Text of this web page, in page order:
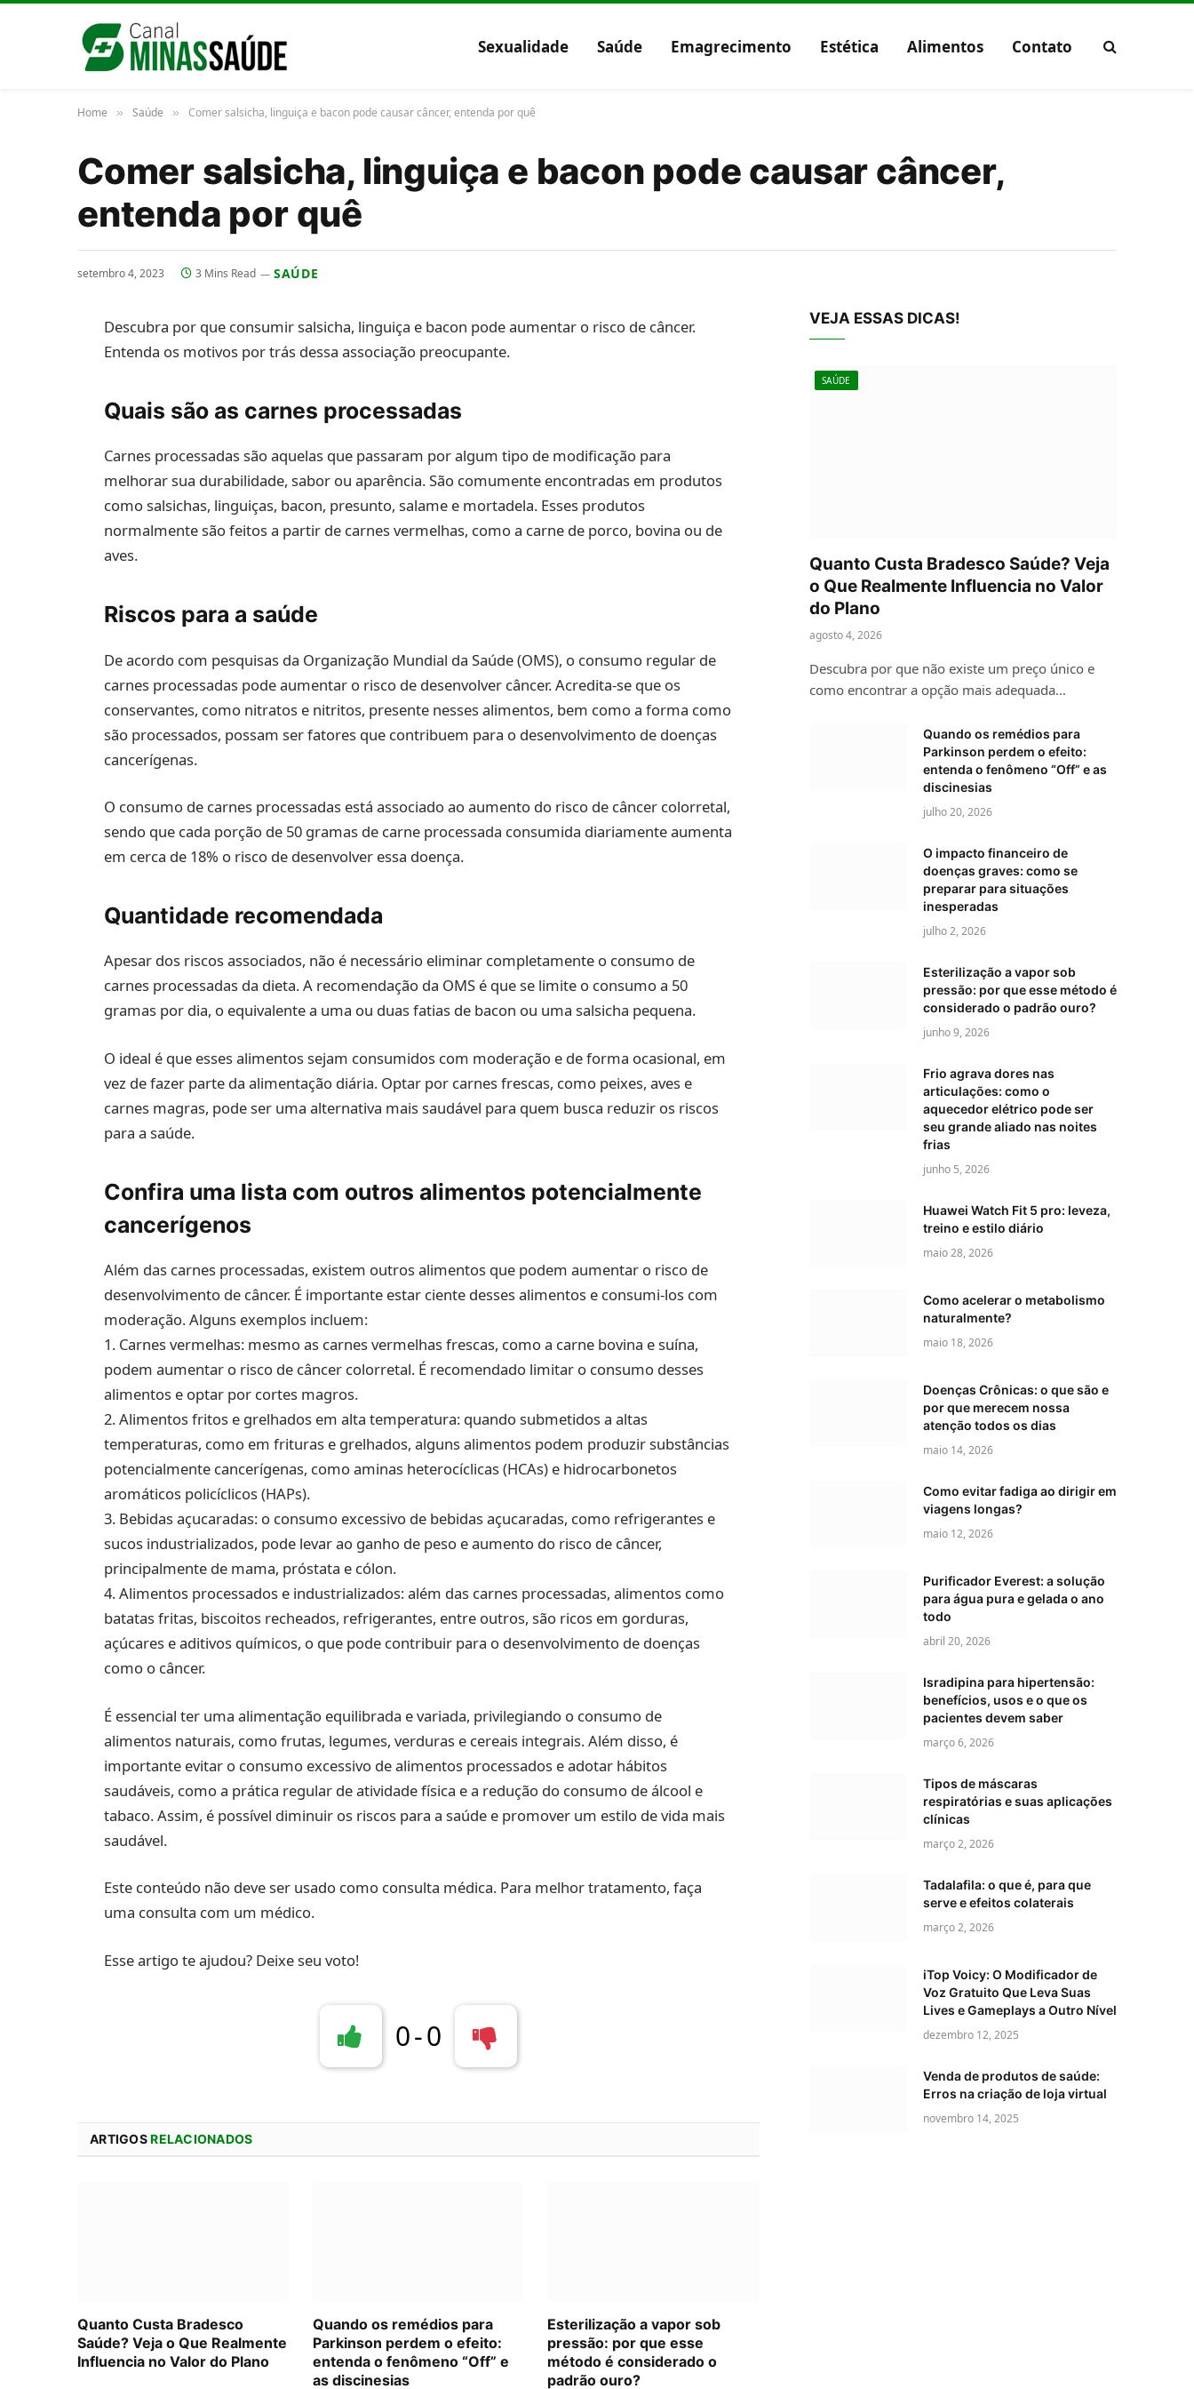
Sexualidade Saúde Emagrecimento Estética Alimentos Contato
Home » Saúde » Comer salsicha, linguiça e bacon pode causar câncer, entenda por quê
Comer salsicha, linguiça e bacon pode causar câncer,
entenda por quê
setembro 4, 2023 3 Mins Read SAÚDE
Descubra por que consumir salsicha, linguiça e bacon pode aumentar o risco de câncer.
Entenda os motivos por trás dessa associação preocupante.
Quais são as carnes processadas
Carnes processadas são aquelas que passaram por algum tipo de modificação para
melhorar sua durabilidade, sabor ou aparência. São comumente encontradas em produtos
como salsichas, linguiças, bacon, presunto, salame e mortadela. Esses produtos
normalmente são feitos a partir de carnes vermelhas, como a carne de porco, bovina ou de
aves.
Riscos para a saúde
De acordo com pesquisas da Organização Mundial da Saúde (OMS), o consumo regular de
carnes processadas pode aumentar o risco de desenvolver câncer. Acredita-se que os
conservantes, como nitratos e nitritos, presente nesses alimentos, bem como a forma como
são processados, possam ser fatores que contribuem para o desenvolvimento de doenças
cancerígenas.
O consumo de carnes processadas está associado ao aumento do risco de câncer colorretal,
sendo que cada porção de 50 gramas de carne processada consumida diariamente aumenta
em cerca de 18% o risco de desenvolver essa doença.
Quantidade recomendada
Apesar dos riscos associados, não é necessário eliminar completamente o consumo de
carnes processadas da dieta. A recomendação da OMS é que se limite o consumo a 50
gramas por dia, o equivalente a uma ou duas fatias de bacon ou uma salsicha pequena.
O ideal é que esses alimentos sejam consumidos com moderação e de forma ocasional, em
vez de fazer parte da alimentação diária. Optar por carnes frescas, como peixes, aves e
carnes magras, pode ser uma alternativa mais saudável para quem busca reduzir os riscos
para a saúde.
Confira uma lista com outros alimentos potencialmente
cancerígenos
Além das carnes processadas, existem outros alimentos que podem aumentar o risco de
desenvolvimento de câncer. É importante estar ciente desses alimentos e consumi-los com
moderação. Alguns exemplos incluem:
1. Carnes vermelhas: mesmo as carnes vermelhas frescas, como a carne bovina e suína,
podem aumentar o risco de câncer colorretal. É recomendado limitar o consumo desses
alimentos e optar por cortes magros.
2. Alimentos fritos e grelhados em alta temperatura: quando submetidos a altas
temperaturas, como em frituras e grelhados, alguns alimentos podem produzir substâncias
potencialmente cancerígenas, como aminas heterocíclicas (HCAs) e hidrocarbonetos
aromáticos policíclicos (HAPs).
3. Bebidas açucaradas: o consumo excessivo de bebidas açucaradas, como refrigerantes e
sucos industrializados, pode levar ao ganho de peso e aumento do risco de câncer,
principalmente de mama, próstata e cólon.
4. Alimentos processados e industrializados: além das carnes processadas, alimentos como
batatas fritas, biscoitos recheados, refrigerantes, entre outros, são ricos em gorduras,
açúcares e aditivos químicos, o que pode contribuir para o desenvolvimento de doenças
como o câncer.
É essencial ter uma alimentação equilibrada e variada, privilegiando o consumo de
alimentos naturais, como frutas, legumes, verduras e cereais integrais. Além disso, é
importante evitar o consumo excessivo de alimentos processados e adotar hábitos
saudáveis, como a prática regular de atividade física e a redução do consumo de álcool e
tabaco. Assim, é possível diminuir os riscos para a saúde e promover um estilo de vida mais
saudável.
Este conteúdo não deve ser usado como consulta médica. Para melhor tratamento, faça
uma consulta com um médico.
Esse artigo te ajudou? Deixe seu voto!
0-0
ARTIGOSRELACIONADOS
Quanto Custa Bradesco
Saúde? Veja o Que Realmente
Influencia no Valor do Plano
Quando os remédios para
Parkinson perdem o efeito:
entenda o fenômeno “Off” e
as discinesias
Esterilização a vapor sob
pressão: por que esse
método é considerado o
padrão ouro?
VEJA ESSAS DICAS!
SAÚDE
Quanto Custa Bradesco Saúde? Veja
o Que Realmente Influencia no Valor
do Plano
agosto 4, 2026
Descubra por que não existe um preço único e
como encontrar a opção mais adequada…
Quando os remédios para
Parkinson perdem o efeito:
entenda o fenômeno “Off” e as
discinesias
julho 20, 2026
O impacto financeiro de
doenças graves: como se
preparar para situações
inesperadas
julho 2, 2026
Esterilização a vapor sob
pressão: por que esse método é
considerado o padrão ouro?
junho 9, 2026
Frio agrava dores nas
articulações: como o
aquecedor elétrico pode ser
seu grande aliado nas noites
frias
junho 5, 2026
Huawei Watch Fit 5 pro: leveza,
treino e estilo diário
maio 28, 2026
Como acelerar o metabolismo
naturalmente?
maio 18, 2026
Doenças Crônicas: o que são e
por que merecem nossa
atenção todos os dias
maio 14, 2026
Como evitar fadiga ao dirigir em
viagens longas?
maio 12, 2026
Purificador Everest: a solução
para água pura e gelada o ano
todo
abril 20, 2026
Isradipina para hipertensão:
benefícios, usos e o que os
pacientes devem saber
março 6, 2026
Tipos de máscaras
respiratórias e suas aplicações
clínicas
março 2, 2026
Tadalafila: o que é, para que
serve e efeitos colaterais
março 2, 2026
iTop Voicy: O Modificador de
Voz Gratuito Que Leva Suas
Lives e Gameplays a Outro Nível
dezembro 12, 2025
Venda de produtos de saúde:
Erros na criação de loja virtual
novembro 14, 2025